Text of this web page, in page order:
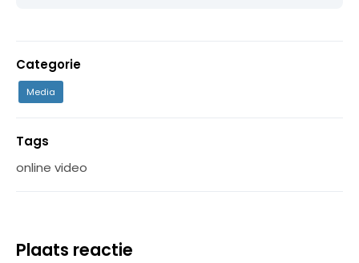
Categorie
Media
Tags
online video
Plaats reactie